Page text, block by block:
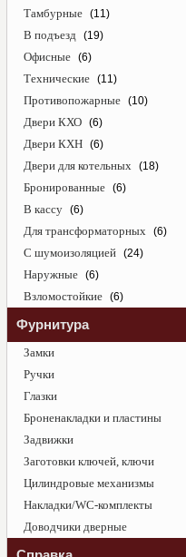
Тамбурные (11)
В подъезд (19)
Офисные (6)
Технические (11)
Противопожарные (10)
Двери КХО (6)
Двери КХН (6)
Двери для котельных (18)
Бронированные (6)
В кассу (6)
Для трансформаторных (6)
С шумоизоляцией (24)
Наружные (6)
Взломостойкие (6)
Фурнитура
Замки
Ручки
Глазки
Броненакладки и пластины
Задвижки
Заготовки ключей, ключи
Цилиндровые механизмы
Накладки/WC-комплекты
Доводчики дверные